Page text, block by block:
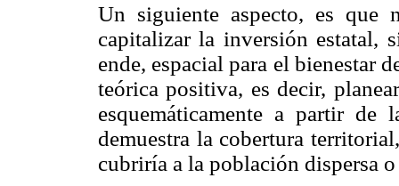
Un siguiente aspecto, es que
capitalizar la inversión estatal,
ende, espacial para el bienestar
teórica positiva, es decir,
esquemáticamente a partir de
demuestra la cobertura
cubriría a la población dispersa